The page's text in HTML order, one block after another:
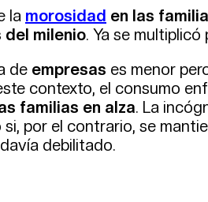
la morosidad en las
del milenio. Ya se
de empresas es menor
contexto, el consumo
familias en alza. La
por el contrario, se
debilitado.